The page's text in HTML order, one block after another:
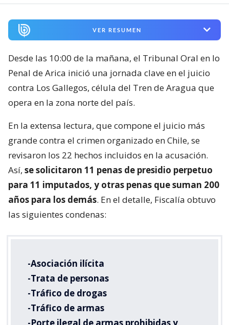
VER RESUMEN
Desde las 10:00 de la mañana, el Tribunal Oral en lo
Penal de Arica inició una jornada clave en el juicio
contra Los Gallegos, célula del Tren de Aragua que
opera en la zona norte del país.
En la extensa lectura, que compone el juicio más
grande contra el crimen organizado en Chile, se
revisaron los 22 hechos incluidos en la acusación.
Así, se solicitaron 11 penas de presidio perpetuo
para 11 imputados, y otras penas que suman 200
años para los demás. En el detalle, Fiscalía obtuvo
las siguientes condenas:
-Asociación ilícita
-Trata de personas
-Tráfico de drogas
-Tráfico de armas
-Porte ilegal de armas prohibidas y